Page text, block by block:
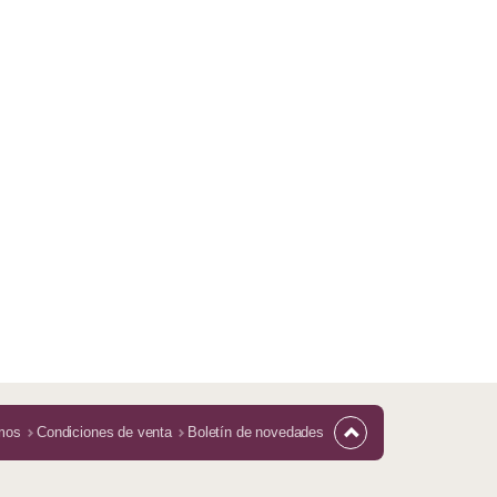
Condiciones de venta Boletín de novedades